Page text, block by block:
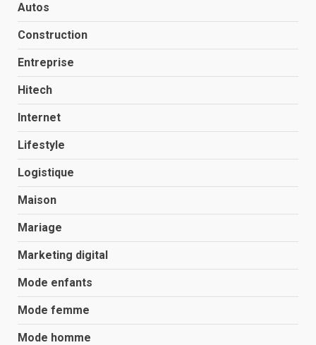
Autos
Construction
Entreprise
Hitech
Internet
Lifestyle
Logistique
Maison
Mariage
Marketing digital
Mode enfants
Mode femme
Mode homme